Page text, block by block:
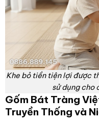
Khe bỏ tiền tiện lợi được
sử dụng cho
Gốm Bát Tràng
Truyền Thống và